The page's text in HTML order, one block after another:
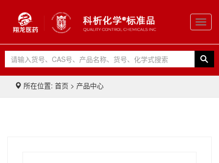
所在位置: 首页 > 产品中心